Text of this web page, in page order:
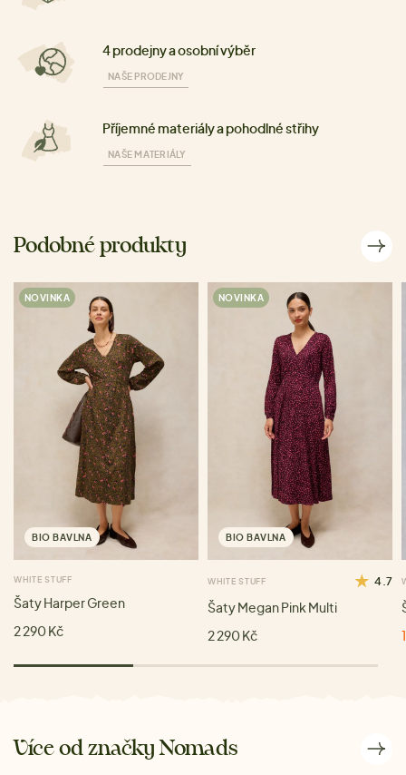
4 prodejny a osobní výběr
NAŠE PRODEJNY
Příjemné materiály a pohodlné střihy
NAŠE MATERIÁLY
Podobné produkty
NOVINKA
BIO BAVLNA
WHITE STUFF
Šaty Harper Green
2 290 Kč
NOVINKA
BIO BAVLNA
WHITE STUFF 4.7
Šaty Megan Pink Multi
2 290 Kč
Více od značky Nomads